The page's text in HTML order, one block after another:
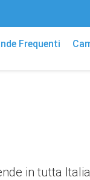
Frequenti
in tutta